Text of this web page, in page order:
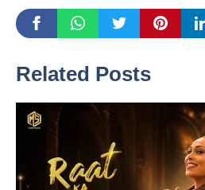
Related Posts